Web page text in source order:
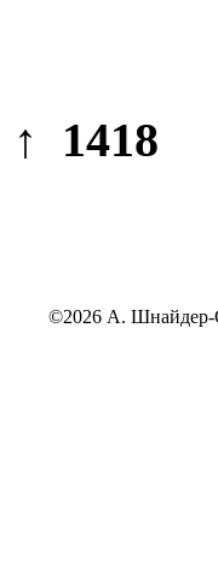
↑ 1418
©2026 А. Шнайдер-